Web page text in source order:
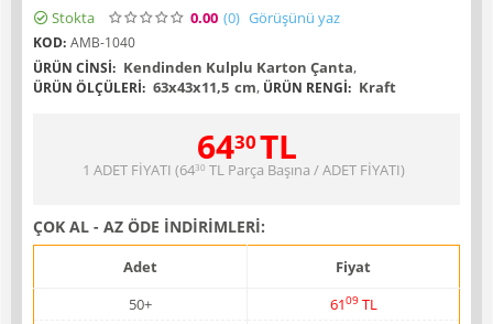
Stokta 0.00 (0) Görüşünü yaz
KOD: AMB-1040
ÜRÜN CINSI: Kendinden Kulplu Karton Çanta,
ÜRÜN ÖLÇÜLERI: 63x43x11,5 cm, ÜRÜN RENGI: Kraft
6430TL
1 ADET FİYATI (6430 TL Parça Başına / ADET FİYATI)
ÇOK AL - AZ ÖDE İNDİRİMLERİ:
Adet
Fiyat
50+
6109TL